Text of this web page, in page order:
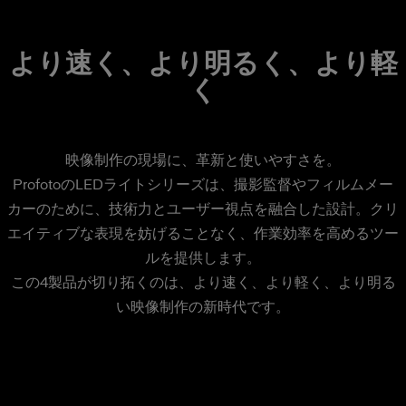
より速く、より明るく、より軽
く
映像制作の現場に、革新と使いやすさを。
ProfotoのLEDライトシリーズは、撮影監督やフィルムメー
カーのために、技術力とユーザー視点を融合した設計。クリ
エイティブな表現を妨げることなく、作業効率を高めるツー
ルを提供します。
この4製品が切り拓くのは、より速く、より軽く、より明る
い映像制作の新時代です。